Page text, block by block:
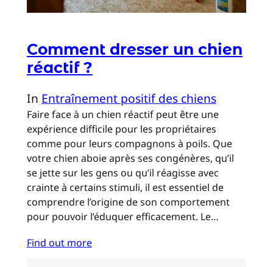
Comment dresser un chien
réactif ?
In Entraînement positif des chiens
Faire face à un chien réactif peut être une
expérience difficile pour les propriétaires
comme pour leurs compagnons à poils. Que
votre chien aboie après ses congénères, qu’il
se jette sur les gens ou qu’il réagisse avec
crainte à certains stimuli, il est essentiel de
comprendre l’origine de son comportement
pour pouvoir l’éduquer efficacement. Le…
Find out more